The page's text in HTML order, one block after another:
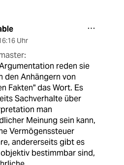
Uhr
reden sie
den Anhängern von
Fakten" das Wort. Es
Sachverhalte über
man
Meinung sein kann,
Vermögenssteuer
andererseits gibt es
bestimmbar sind,